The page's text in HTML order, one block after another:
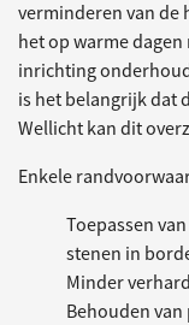
verminderen van de
het op warme
inrichting
is het belangrijk dat
Wellicht kan dit
Enkele
Toepassen
stenen in
Minder
Behouden